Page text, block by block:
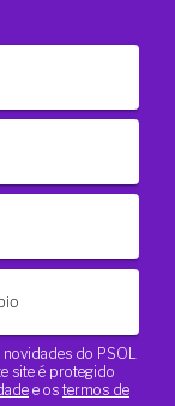
do PSOL
site é protegido
e os termos de